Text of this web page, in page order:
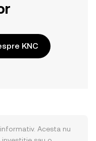
KNC
Acesta nu